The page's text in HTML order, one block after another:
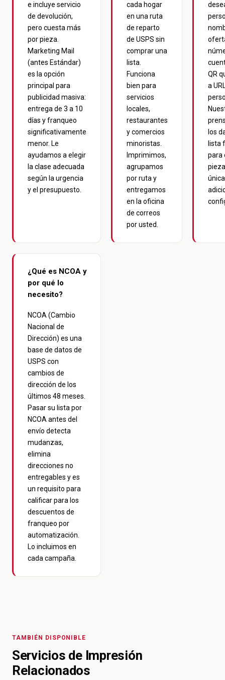
e incluye servicio
de devolución,
pero cuesta más
por pieza.
Marketing Mail
(antes Estándar)
es la opción
principal para
publicidad masiva:
entrega de 3 a 10
días y franqueo
significativamente
menor. Le
ayudamos a elegir
la clase adecuada
según la urgencia
y el presupuesto.
cada hogar
en una ruta
de reparto
de USPS sin
comprar una
lista.
Funciona
bien para
servicios
locales,
restaurantes
y comercios
minoristas.
Imprimimos,
agrupamos
por ruta y
entregamos
en la oficina
de correos
por usted.
QR
a
los
lista
para
¿Qué es NCOA y
por qué lo
necesito?
NCOA (Cambio
Nacional de
Dirección) es una
base de datos de
USPS con
cambios de
dirección de los
últimos 48 meses.
Pasar su lista por
NCOA antes del
envío detecta
mudanzas,
elimina
direcciones no
entregables y es
un requisito para
calificar para los
descuentos de
franqueo por
automatización.
Lo incluimos en
cada campaña.
TAMBIÉN DISPONIBLE
Servicios de Impresión
Relacionados